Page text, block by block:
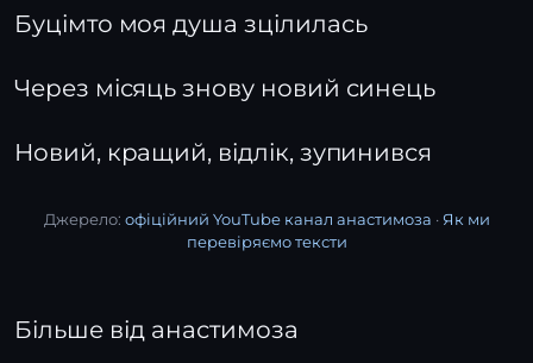
Буцімто моя душа зцілилась
Через місяць знову новий синець
Новий, кращий, відлік, зупинився
Джерело: офіційний YouTube канал анастимоза · Як ми
перевіряємо тексти
Більше від анастимоза